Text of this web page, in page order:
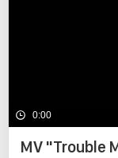
0:00
MV "Trouble